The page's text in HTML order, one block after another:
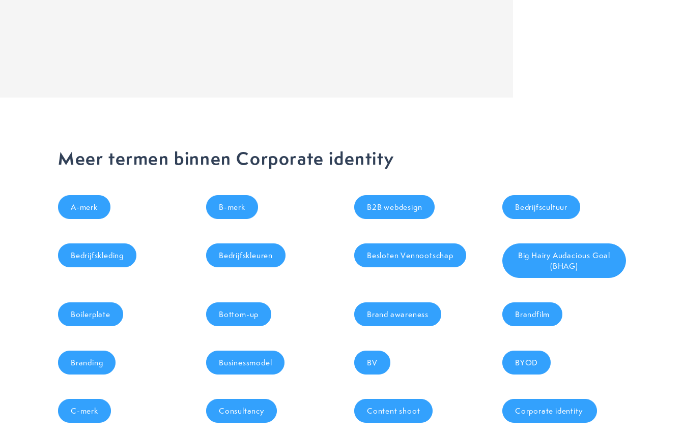
Meer termen binnen Corporate identity
A-merk B-merk B2B webdesign Bedrijfscultuur
Bedrijfskleding Bedrijfskleuren Besloten Vennootschap
Big Hairy Audacious Goal
(BHAG)
Boilerplate Bottom-up Brand awareness Brandfilm
Branding Businessmodel BV BYOD
C-merk Consultancy Content shoot Corporate identity